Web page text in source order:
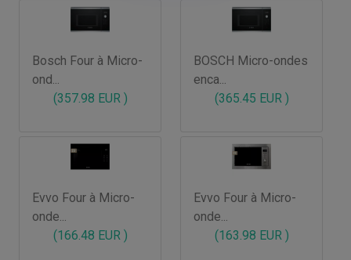
Bosch Four à Micro-
ond...
(357.98 EUR )
BOSCH Micro-ondes
enca...
(365.45 EUR )
Evvo Four à Micro-
onde...
(166.48 EUR )
Evvo Four à Micro-
onde...
(163.98 EUR )